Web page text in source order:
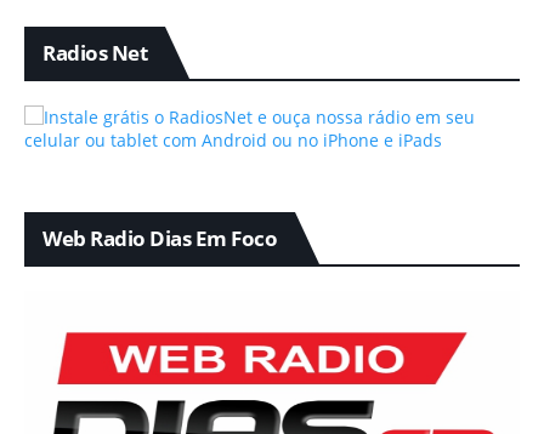
Radios Net
Web Radio Dias Em Foco